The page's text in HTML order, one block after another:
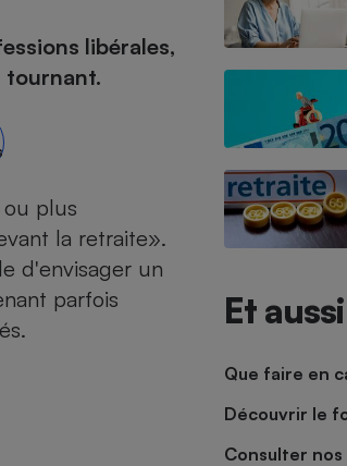
libérales,
tournant.
plus
la retraite».
d'envisager un
parfois
Et aussi
Que faire en
Découvrir le
Consulter nos